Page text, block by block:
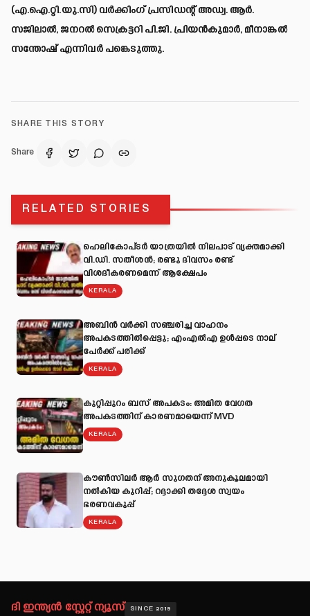
(എ.ഐ.റ്റി.യു.സി) വർക്കിംഗ് പ്രസിഡന്റ് അഡ്വ. ആർ.
സജിലാൽ, ജനറൽ സെക്രട്ടറി പി.ജി. പ്രിയൻകുമാർ, മീനാങ്കൽ
സന്തോഷ് എന്നിവർ പങ്കെടുത്തു.
SHARE THIS STORY
Share
RELATED STORIES
ഹെലികോപ്ടർ യാത്രയിൽ നിലപാട് വ്യക്തമാക്കി
വി.ഡി. സതീശൻ; രണ്ടു ദിവസം രണ്ട്
വിശദീകരണമെന്ന് ആക്ഷേപം
KERALA
അബിന്‍ വര്‍ക്കി സഞ്ചരിച്ച വാഹനം
അപകടത്തില്‍പ്പെട്ടു; എംഎല്‍എ ഉള്‍പ്പടെ നാല്
പേര്‍ക്ക് പരിക്ക്
KERALA
കുറ്റിപ്പുറം ബസ് അപകടം: അമിത വേഗത
അപകടത്തിന് കാരണമായെന്ന് MVD
KERALA
കൗൺസിലർ ആർ സുഗതന് അനുകൂലമായി
നല്‍കിയ കുറിപ്പ്; റദ്ദാക്കി തദ്ദേശ സ്വയം
ഭരണവകുപ്പ്
KERALA
ദി ഇന്ത്യൻ സ്റ്റേറ്റ് ന്യൂസ് SINCE 2019